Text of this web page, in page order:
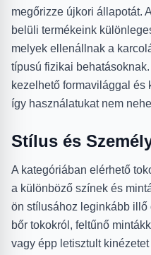
megőrizze újkori állapotát.
belüli termékeink
melyek ellenállnak a
típusú fizikai
kezelhető formavilággal és
így használatukat nem
Stílus és
A kategóriában elérhető
a különböző színek és
ön stílusához leginkább
bőr tokokról, feltűnő
vagy épp letisztult